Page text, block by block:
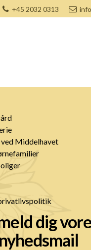
+45 2032 0313
Middelhavet
dig
nyhedsmail